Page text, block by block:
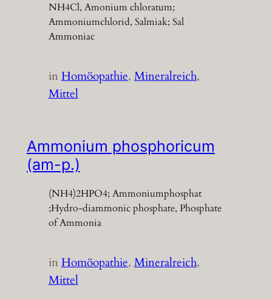
NH4Cl, Amonium chloratum;
Ammoniumchlorid, Salmiak; Sal
Ammoniac
inHomöopathie, Mineralreich
Mittel
Ammonium phosphoricum
(am-p.)
(NH4)2HPO4; Ammoniumphosphat
;Hydro-diammonic phosphate, Phosphate
of Ammonia
inHomöopathie, Mineralreich
Mittel